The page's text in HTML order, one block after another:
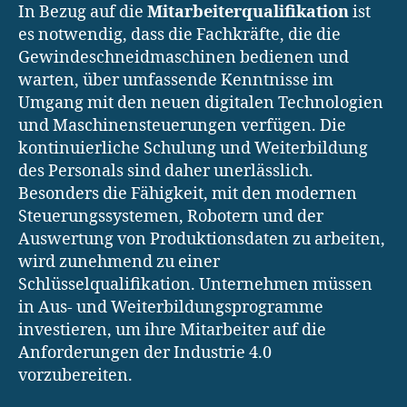
In Bezug auf die Mitarbeiterqualifikationist
es notwendig, dass die Fachkräfte, die die
Gewindeschneidmaschinen bedienen und
warten, über umfassende Kenntnisse im
Umgang mit den neuen digitalen Technologien
und Maschinensteuerungen verfügen. Die
kontinuierliche Schulung und Weiterbildung
des Personals sind daher unerlässlich.
Besonders die Fähigkeit, mit den modernen
Steuerungssystemen, Robotern und der
Auswertung von Produktionsdaten zu arbeiten,
wird zunehmend zu einer
Schlüsselqualifikation. Unternehmen müssen
in Aus- und Weiterbildungsprogramme
investieren, um ihre Mitarbeiter auf die
Anforderungen der Industrie 4.0
vorzubereiten.